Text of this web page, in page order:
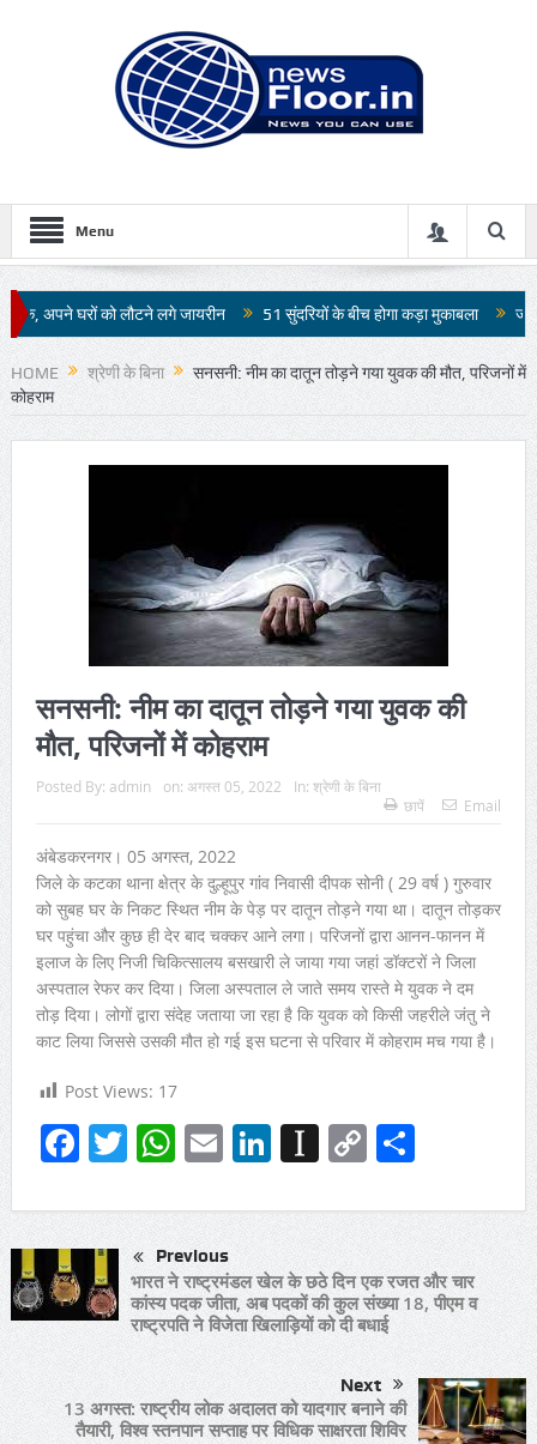
Menu
लगे जायरीन 51 सुंदरियों के बीच होगा कड़ा मुकाबला जापान में 7.1 तीव्रता के
HOME श्रेणी के बिना
सनसनी: नीम का दातून तोड़ने गया युवक की मौत, परिजनों में
कोहराम
सनसनी: नीम का दातून तोड़ने गया युवक की
मौत, परिजनों में कोहराम
Posted By: admin on: अगस्त 05, 2022 In: श्रेणी के बिना
छापें
Email
अंबेडकरनगर। 05 अगस्त, 2022
जिले के कटका थाना क्षेत्र के दुल्हूपुर गांव निवासी दीपक सोनी ( 29 वर्ष ) गुरुवार
को सुबह घर के निकट स्थित नीम के पेड़ पर दातून तोड़ने गया था। दातून तोड़कर
घर पहुंचा और कुछ ही देर बाद चक्कर आने लगा। परिजनों द्वारा आनन-फानन में
इलाज के लिए निजी चिकित्सालय बसखारी ले जाया गया जहां डॉक्टरों ने जिला
अस्पताल रेफर कर दिया। जिला अस्पताल ले जाते समय रास्ते मे युवक ने दम
तोड़ दिया। लोगों द्वारा संदेह जताया जा रहा है कि युवक को किसी जहरीले जंतु ने
काट लिया जिससे उसकी मौत हो गई इस घटना से परिवार में कोहराम मच गया है।
Post Views: 17
Facebook
Twitter
WhatsApp
EmailLinkedIn
Instapaper
CopyShare
Previous
भारत ने राष्ट्रमंडल खेल के छठे दिन एक रजत और चार
कांस्य पदक जीता, अब पदकों की कुल संख्या 18, पीएम व
राष्ट्रपति ने विजेता खिलाड़ियों को दी बधाई
Next
13 अगस्त: राष्ट्रीय लोक अदालत को यादगार बनाने की
तैयारी, विश्व स्तनपान सप्ताह पर विधिक साक्षरता शिविर